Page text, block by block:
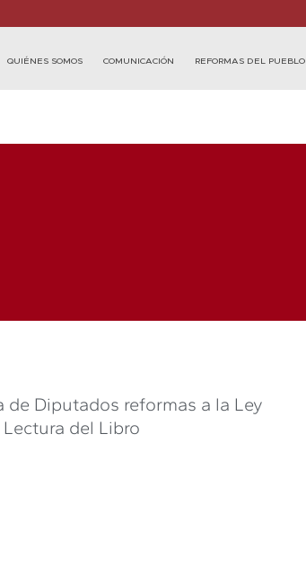
QUIÉNES SOMOS COMUNICACIÓN REFORMAS DEL PUEBLO
de Diputados reformas a la Ley
del Libro